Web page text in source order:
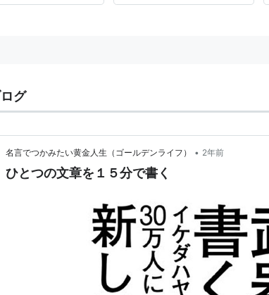
グ
名言でつかみたい黄金人生（ゴールデンライフ） • 2年前
ひとつの文章を１５分で書く